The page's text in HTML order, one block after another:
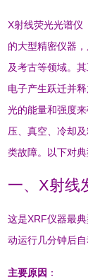
X射线荧光光谱仪
的大型精密仪器
及考古等领域。
电子产生跃迁并
光的能量和强度
压、真空、冷却
类故障。以下对
一、X射线
这是XRF仪器最
动运行几分钟后
主要原因 ：